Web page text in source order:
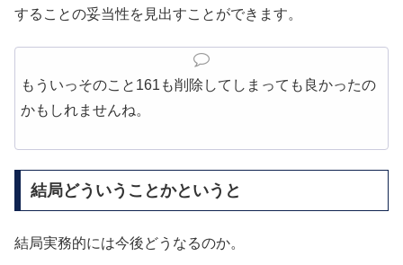
することの妥当性を見出すことができます。
もういっそのこと161も削除してしまっても良かったの
かもしれませんね。
結局どういうことかというと
結局実務的には今後どうなるのか。